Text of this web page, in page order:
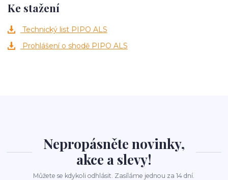
Ke stažení
Technický list PIPO ALS
Prohlášení o shodě PIPO ALS
Nepropásněte novinky,
akce a slevy!
Můžete se kdykoli odhlásit. Zasíláme jednou za 14 dní.